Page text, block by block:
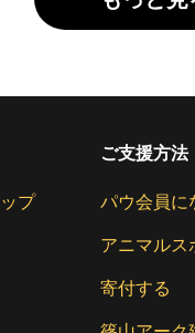
プ
ご支援方法
パウ会員に
アニマルス
寄付する